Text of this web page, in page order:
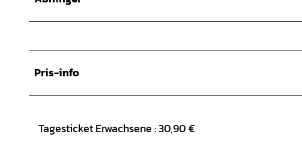
Pris-info
Tagesticket Erwachsene : 30,90 €